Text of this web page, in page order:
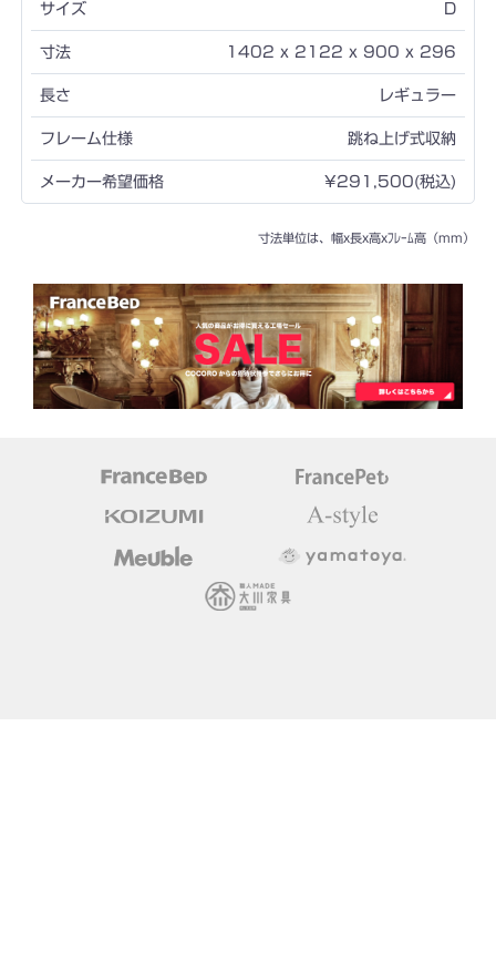
D
1402 x 2122 x 900 x 296
レギュラー
跳ね上げ式収納
¥291,500(税込)
寸法単位は、幅x長x高xﾌﾚｰﾑ高（mm）